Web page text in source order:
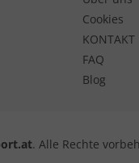
Cookies
KONTAKT
FAQ
Blog
. Alle Rechte